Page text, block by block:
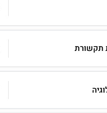
תקשורת